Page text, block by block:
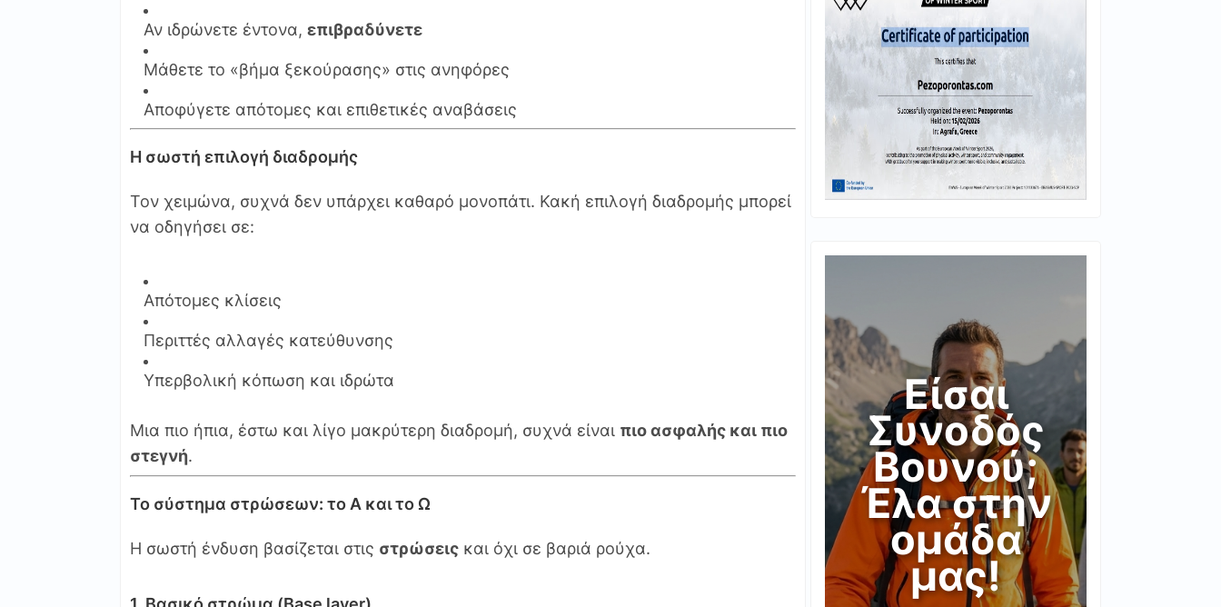
Αν ιδρώνετε έντονα, επιβραδύνετε
Μάθετε το «βήμα ξεκούρασης» στις ανηφόρες
Αποφύγετε απότομες και επιθετικές αναβάσεις
Η σωστή επιλογή διαδρομής
Τον χειμώνα, συχνά δεν υπάρχει καθαρό μονοπάτι. Κακή επιλογή διαδρομής μπορεί
να οδηγήσει σε:
Απότομες κλίσεις
Περιττές αλλαγές κατεύθυνσης
Υπερβολική κόπωση και ιδρώτα
Μια πιο ήπια, έστω και λίγο μακρύτερη διαδρομή, συχνά είναι πιο ασφαλής και πιο
στεγνή.
Το σύστημα στρώσεων: το Α και το Ω
Η σωστή ένδυση βασίζεται στις στρώσεις και όχι σε βαριά ρούχα.
Είσαι
Συνοδός
Βουνού;
Έλα στην
ομάδα
μας!